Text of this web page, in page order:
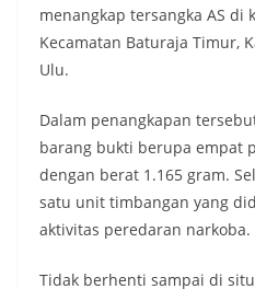
menangkap tersangka AS di
Kecamatan Baturaja Timur,
Ulu.
Dalam penangkapan
barang bukti berupa empat
dengan berat 1.165 gram.
satu unit timbangan yang
aktivitas peredaran narkoba.
Tidak berhenti sampai di